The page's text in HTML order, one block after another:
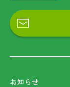
お知らせ